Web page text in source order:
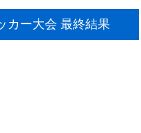
カー大会 最終結果